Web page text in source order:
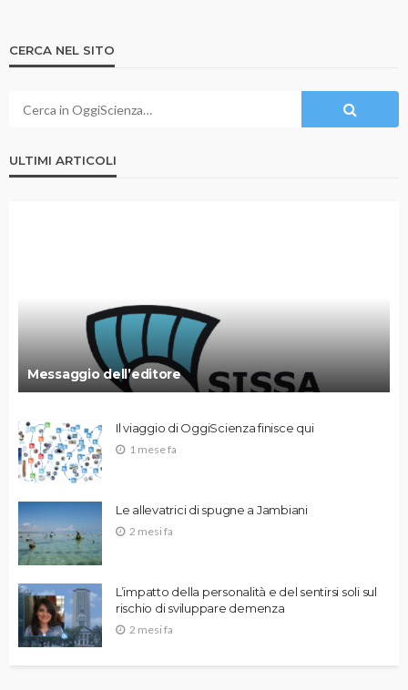
CERCA NEL SITO
ULTIMI ARTICOLI
Messaggio dell’editore
Il viaggio di OggiScienza finisce qui
1 mese fa
Le allevatrici di spugne a Jambiani
2 mesi fa
L’impatto della personalità e del sentirsi soli sul
rischio di sviluppare demenza
2 mesi fa